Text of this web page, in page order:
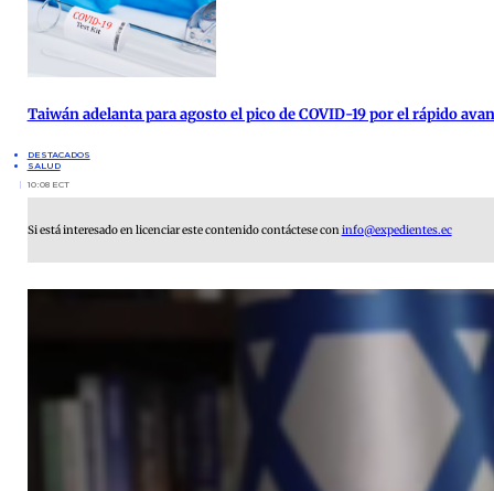
Taiwán adelanta para agosto el pico de COVID-19 por el rápido
DESTACADOS
SALUD
10:08 ECT
Si está interesado en licenciar este contenido contáctese con info@expedientes.ec